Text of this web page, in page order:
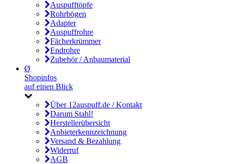
Auspufftöpfe
Rohrbögen
Adapter
Auspuffrohre
Fächerkrümmer
Endrohre
Zubehör / Anbaumaterial
Ø
Shopinfos
auf einen Blick
Über 12auspuff.de / Kontakt
Darum Stahl!
Herstellerübersicht
Anbieterkennzeichnung
Versand & Bezahlung
Widerruf
AGB